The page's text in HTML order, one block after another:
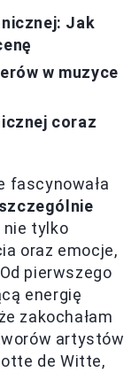
Jak
w muzyce
coraz
fascynowała
nie tylko
oraz emocje,
pierwszego
energię
zakochałam
artystów
de Witte,